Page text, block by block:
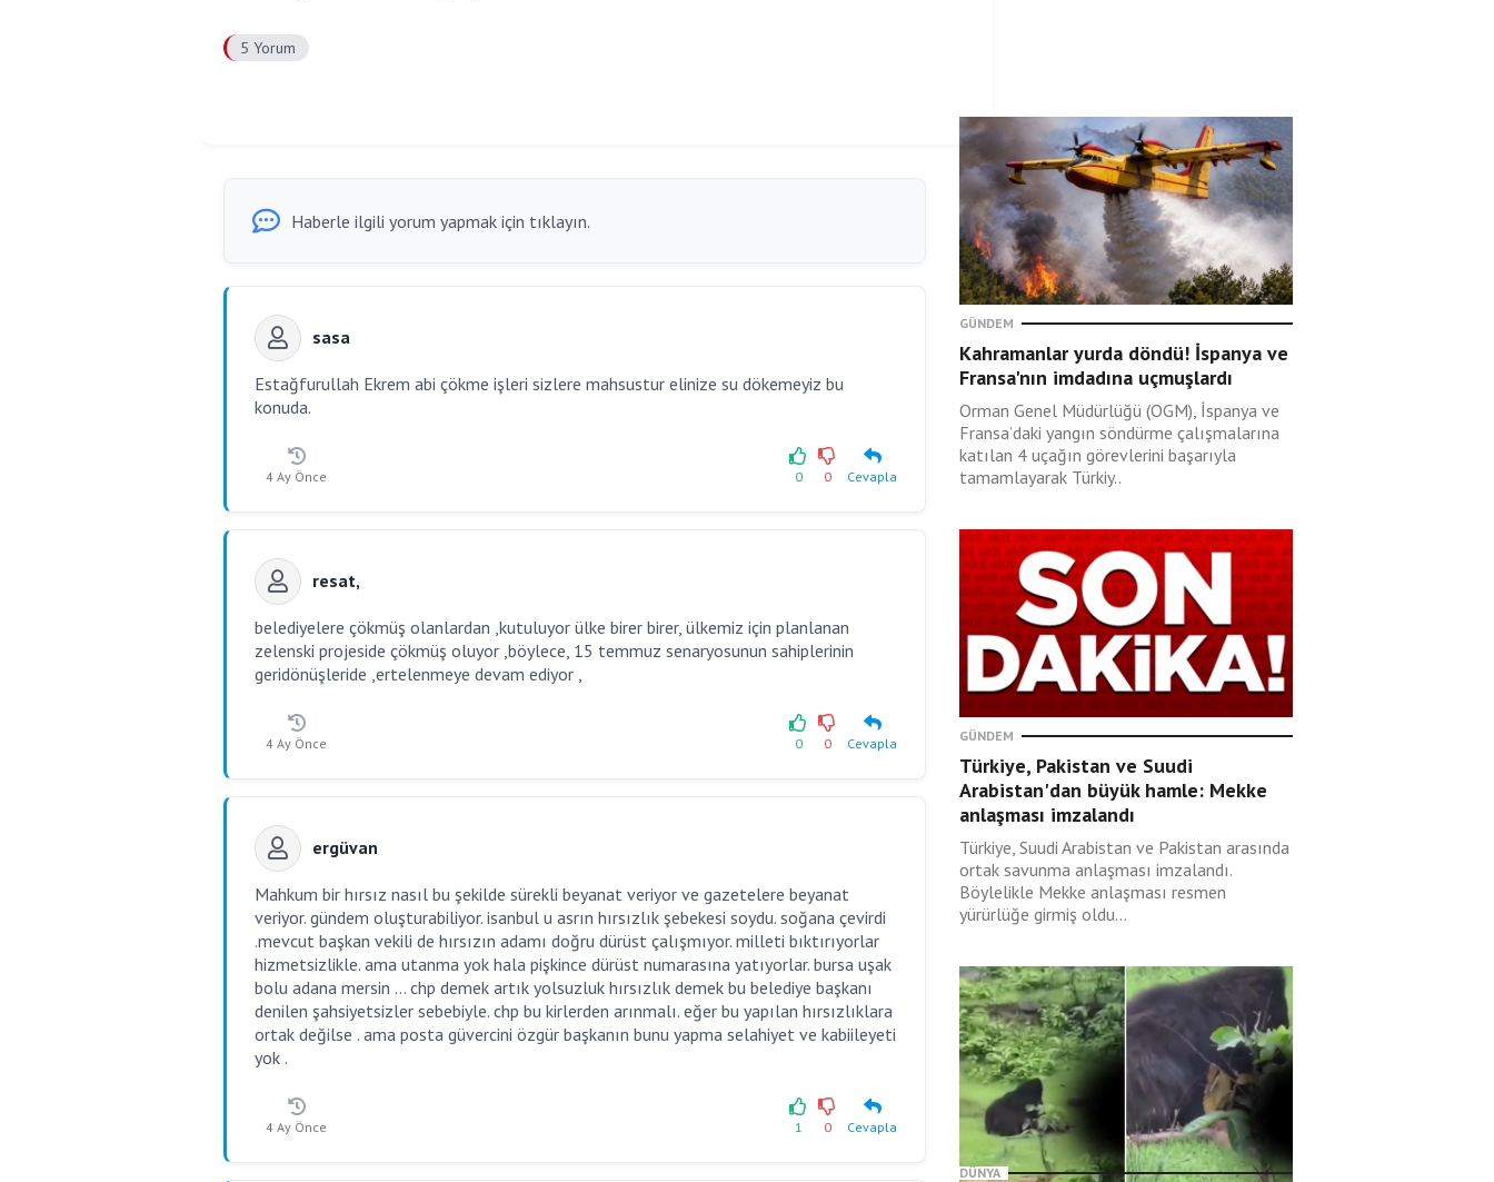
5 Yorum
Haberle ilgili yorum yapmak için tıklayın.
sasa
Estağfurullah Ekrem abi çökme işleri sizlere mahsustur elinize su dökemeyiz bu
konuda.
4 Ay Önce 0 0 Cevapla
resat,
belediyelere çökmüş olanlardan ,kutuluyor ülke birer birer, ülkemiz için planlanan
zelenski projeside çökmüş oluyor ,böylece, 15 temmuz senaryosunun sahiplerinin
geridönüşleride ,ertelenmeye devam ediyor ,
4 Ay Önce 0 0 Cevapla
ergüvan
Mahkum bir hırsız nasıl bu şekilde sürekli beyanat veriyor ve gazetelere beyanat
veriyor. gündem oluşturabiliyor. isanbul u asrın hırsızlık şebekesi soydu. soğana çevirdi
.mevcut başkan vekili de hırsızın adamı doğru dürüst çalışmıyor. milleti bıktırıyorlar
hizmetsizlikle. ama utanma yok hala pişkince dürüst numarasına yatıyorlar. bursa uşak
bolu adana mersin ... chp demek artık yolsuzluk hırsızlık demek bu belediye başkanı
denilen şahsiyetsizler sebebiyle. chp bu kirlerden arınmalı. eğer bu yapılan hırsızlıklara
ortak değilse . ama posta güvercini özgür başkanın bunu yapma selahiyet ve kabiileyeti
yok .
4 Ay Önce 1 0 Cevapla
GÜNDEM
Kahramanlar yurda döndü! İspanya ve
Fransa'nın imdadına uçmuşlardı
Orman Genel Müdürlüğü (OGM), İspanya ve
Fransa’daki yangın söndürme çalışmalarına
katılan 4 uçağın görevlerini başarıyla
tamamlayarak Türkiy..
GÜNDEM
Türkiye, Pakistan ve Suudi
Arabistan'dan büyük hamle: Mekke
anlaşması imzalandı
Türkiye, Suudi Arabistan ve Pakistan arasında
ortak savunma anlaşması imzalandı.
Böylelikle Mekke anlaşması resmen
yürürlüğe girmiş oldu...
DÜNYA